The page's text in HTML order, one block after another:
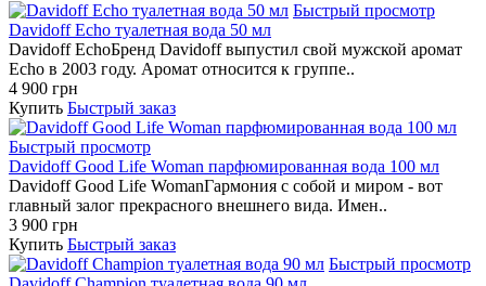
Быстрый просмотр
Davidoff Echo туалетная вода 50 мл
Davidoff EchoБренд Davidoff выпустил свой мужской аромат
Echo в 2003 году. Аромат относится к группе..
4 900 грн
Купить Быстрый заказ
Быстрый просмотр
Davidoff Good Life Woman парфюмированная вода 100 мл
Davidoff Good Life WomanГармония с собой и миром - вот
главный залог прекрасного внешнего вида. Имен..
3 900 грн
Купить Быстрый заказ
Быстрый просмотр